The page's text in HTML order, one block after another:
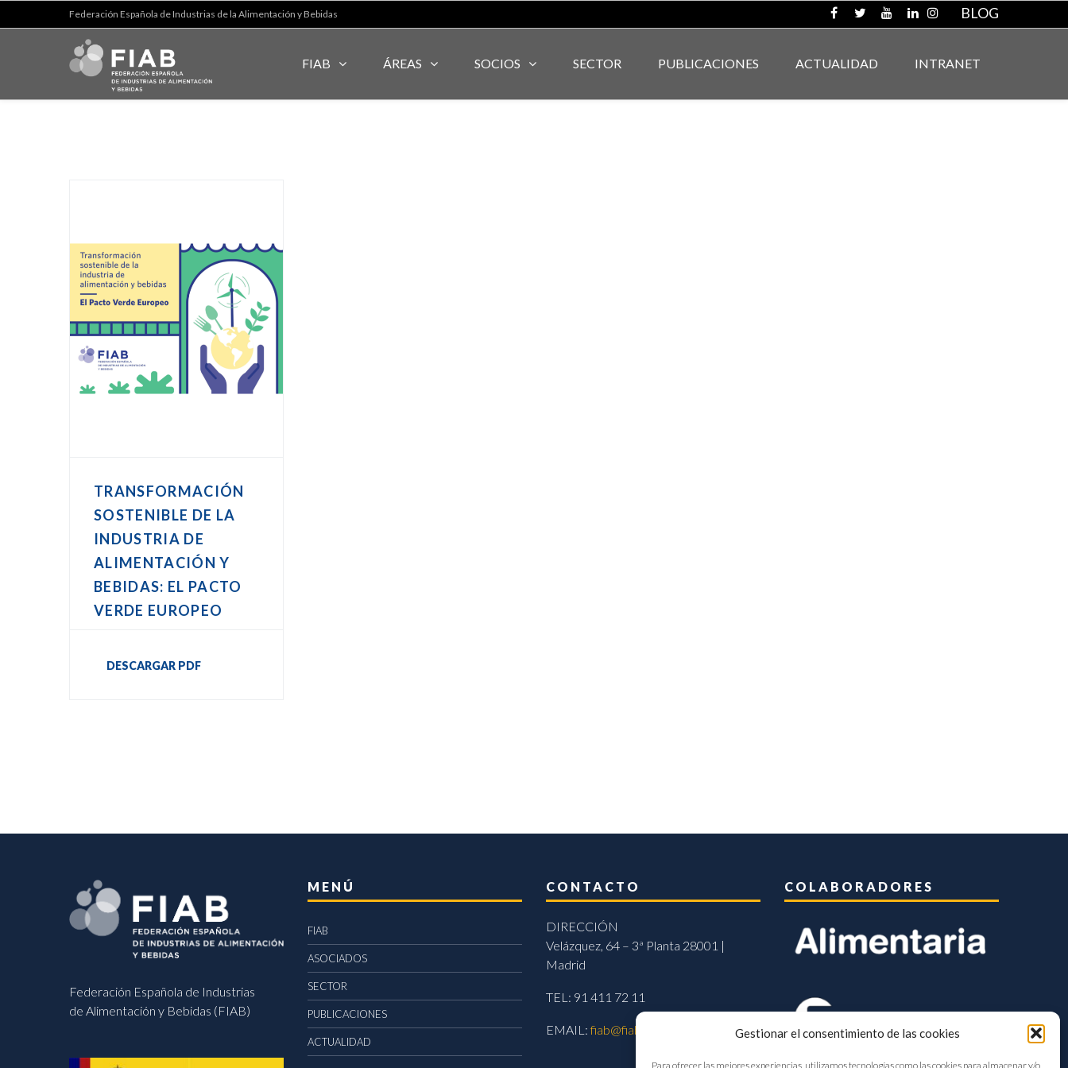
Gestionar el consentimiento de las cookies
Para ofrecer las mejores experiencias, utilizamos tecnologías como las cookies para almacenar y/o
Federación Española de Industrias de la Alimentación y Bebidas BLOG
FIAB ÁREAS SOCIOS SECTOR PUBLICACIONES ACTUALIDAD INTRANET
TRANSFORMACIÓN
SOSTENIBLE DE LA
INDUSTRIA DE
ALIMENTACIÓN Y
BEBIDAS: EL PACTO
VERDE EUROPEO
DESCARGAR PDF
Federación Española de Industrias
de Alimentación y Bebidas (FIAB)
MENÚ
FIAB
ASOCIADOS
SECTOR
PUBLICACIONES
ACTUALIDAD
CONTACTO
DIRECCIÓN
Velázquez, 64 – 3ª Planta 28001 |
Madrid
TEL: 91 411 72 11
EMAIL:fiab@fiab.es
COLABORADORES